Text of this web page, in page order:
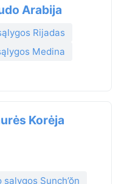
Arabija
Rijadas
Medina
Korėja
sąlygos Sunch’ŏn